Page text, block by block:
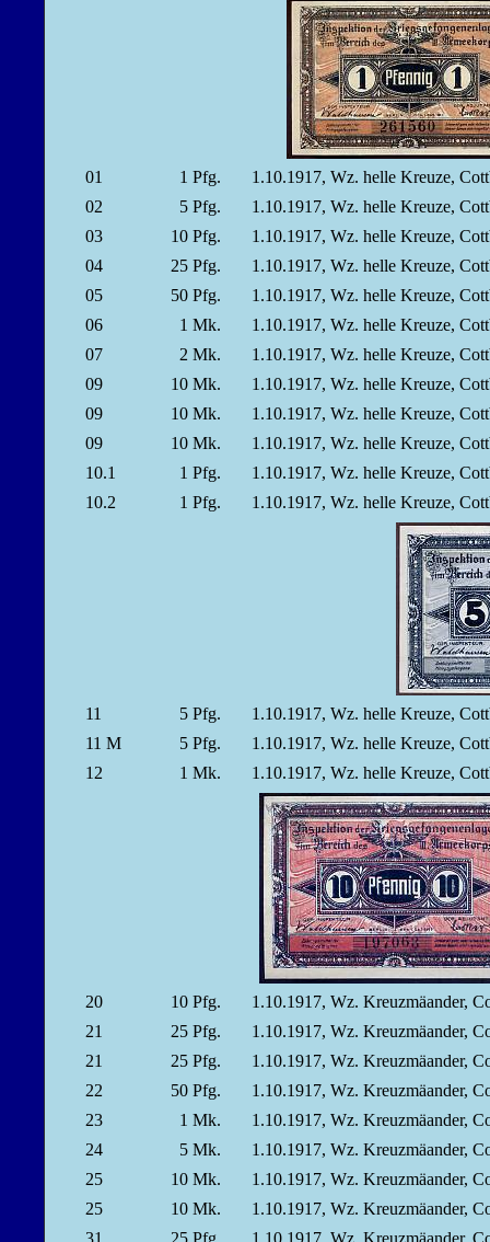
01 1 Pfg.
1.10.1917, Wz. helle Kreuze,
02
5 Pfg.
1.10.1917, Wz. helle Kreuze,
03
10 Pfg.
1.10.1917, Wz. helle Kreuze,
04
25 Pfg.
1.10.1917, Wz. helle Kreuze,
05
50 Pfg.
1.10.1917, Wz. helle Kreuze,
06
1 Mk.
1.10.1917, Wz. helle Kreuze,
07
2 Mk.
1.10.1917, Wz. helle Kreuze,
09
10 Mk.
1.10.1917, Wz. helle Kreuze,
09
10 Mk.
1.10.1917, Wz. helle Kreuze,
09
10 Mk.
1.10.1917, Wz. helle Kreuze,
10.1
1 Pfg.
1.10.1917, Wz. helle Kreuze,
10.2
1 Pfg. 1.10.1917, Wz. helle Kreuze,
11 5 Pfg.
1.10.1917, Wz. helle Kreuze,
11 M
5 Pfg.
1.10.1917, Wz. helle Kreuze,
12
1 Mk. 1.10.1917, Wz. helle Kreuze,
20 10 Pfg.
1.10.1917, Wz. Kreuzmäander,
21
25 Pfg.
1.10.1917, Wz. Kreuzmäander,
21
25 Pfg.
1.10.1917, Wz. Kreuzmäander,
22
50 Pfg.
1.10.1917, Wz. Kreuzmäander,
23
1 Mk.
1.10.1917, Wz. Kreuzmäander,
24
5 Mk.
1.10.1917, Wz. Kreuzmäander,
25
10 Mk.
1.10.1917, Wz. Kreuzmäander,
25
10 Mk.
1.10.1917, Wz. Kreuzmäander,
31
25 Pfg. 1.10.1917, Wz. Kreuzmäander,